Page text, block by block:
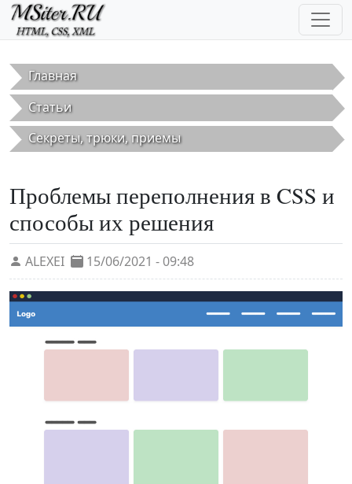
Перейти к основному содержанию
Главная
Статьи
Секреты, трюки, приемы
Проблемы переполнения в CSS и
способы их решения
ALEXEI 15/06/2021 - 09:48